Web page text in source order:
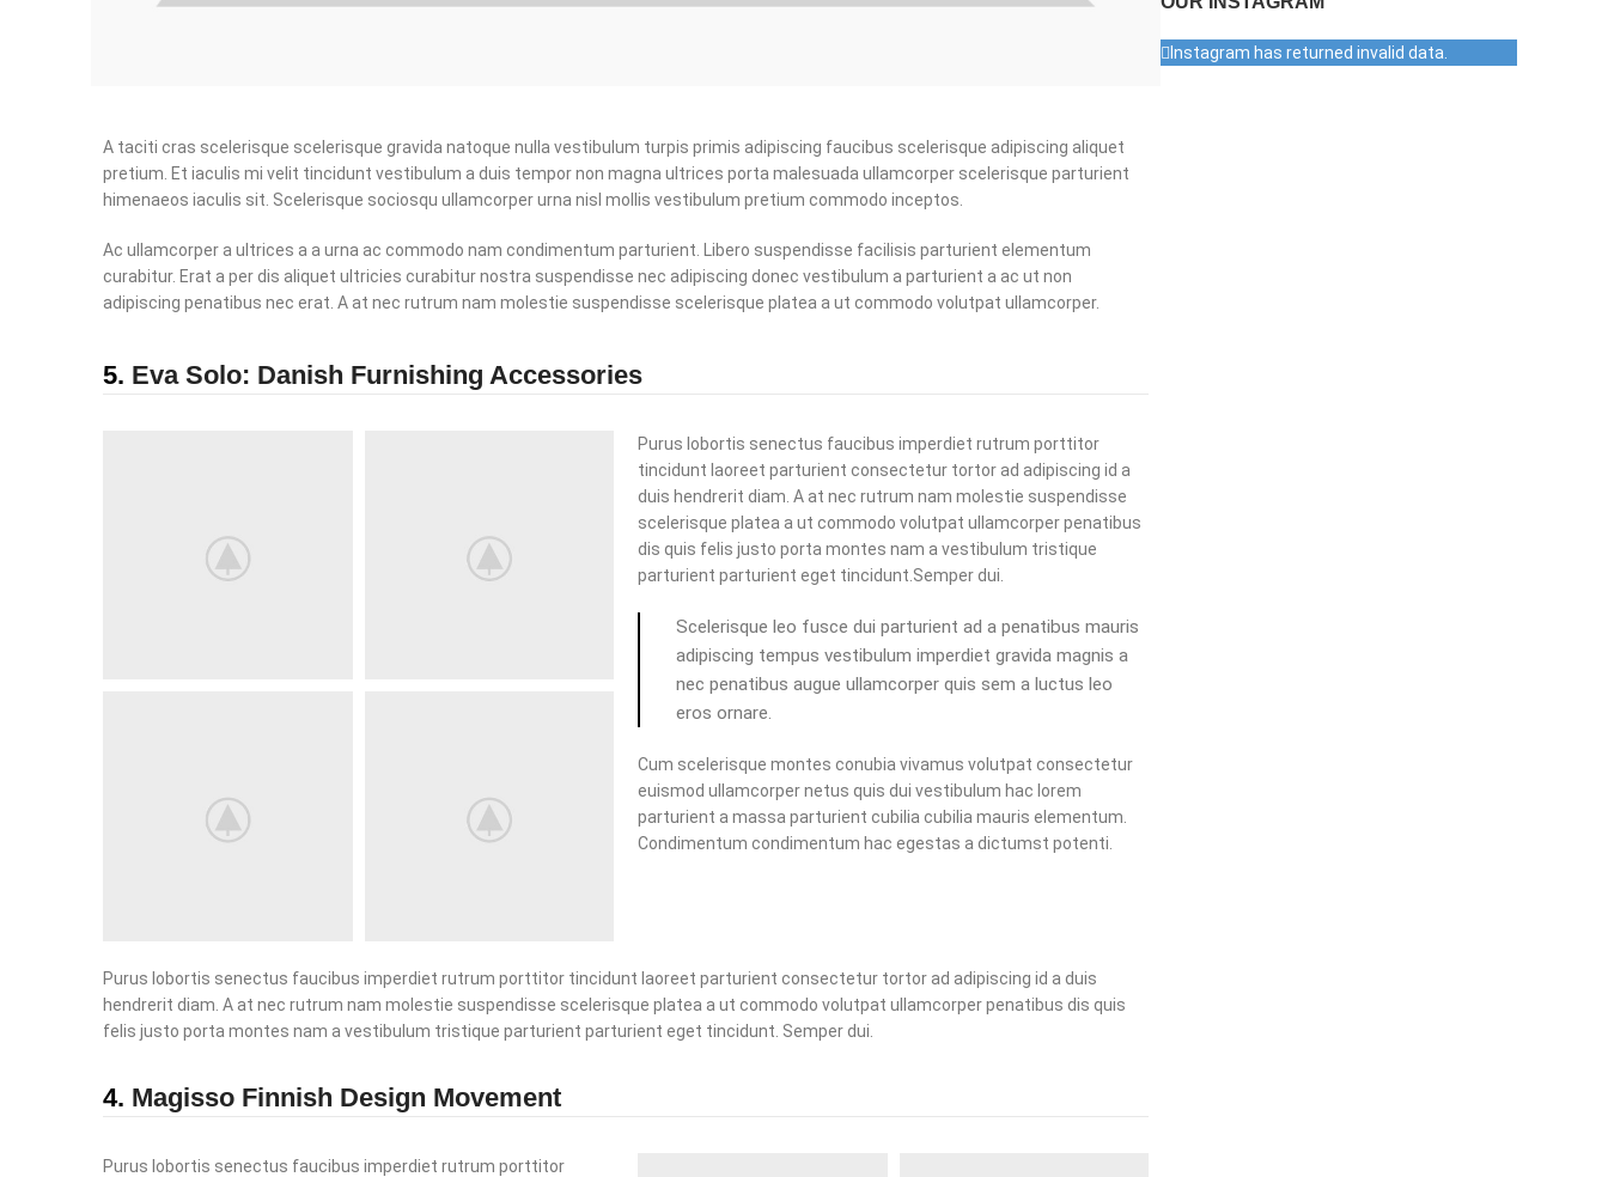
A taciti cras scelerisque scelerisque gravida natoque nulla vestibulum turpis primis adipiscing faucibus scelerisque adipiscing aliquet
pretium. Et iaculis mi velit tincidunt vestibulum a duis tempor non magna ultrices porta malesuada ullamcorper scelerisque parturient
himenaeos iaculis sit. Scelerisque sociosqu ullamcorper urna nisl mollis vestibulum pretium commodo inceptos.
Ac ullamcorper a ultrices a a urna ac commodo nam condimentum parturient. Libero suspendisse facilisis parturient elementum
curabitur. Erat a per dis aliquet ultricies curabitur nostra suspendisse nec adipiscing donec vestibulum a parturient a ac ut non
adipiscing penatibus nec erat. A at nec rutrum nam molestie suspendisse scelerisque platea a ut commodo volutpat ullamcorper.
5. Eva Solo: Danish Furnishing Accessories
Purus lobortis senectus faucibus imperdiet rutrum porttitor
tincidunt laoreet parturient consectetur tortor ad adipiscing id a
duis hendrerit diam. A at nec rutrum nam molestie suspendisse
scelerisque platea a ut commodo volutpat ullamcorper penatibus
dis quis felis justo porta montes nam a vestibulum tristique
parturient parturient eget tincidunt.Semper dui.
Scelerisque leo fusce dui parturient ad a penatibus mauris
adipiscing tempus vestibulum imperdiet gravida magnis a
nec penatibus augue ullamcorper quis sem a luctus leo
eros ornare.
Cum scelerisque montes conubia vivamus volutpat consectetur
euismod ullamcorper netus quis dui vestibulum hac lorem
parturient a massa parturient cubilia cubilia mauris elementum.
Condimentum condimentum hac egestas a dictumst potenti.
Purus lobortis senectus faucibus imperdiet rutrum porttitor tincidunt laoreet parturient consectetur tortor ad adipiscing id a duis
hendrerit diam. A at nec rutrum nam molestie suspendisse scelerisque platea a ut commodo volutpat ullamcorper penatibus dis quis
felis justo porta montes nam a vestibulum tristique parturient parturient eget tincidunt. Semper dui.
4. Magisso Finnish Design Movement
Purus lobortis senectus faucibus imperdiet rutrum porttitor
Instagram has returned invalid data.